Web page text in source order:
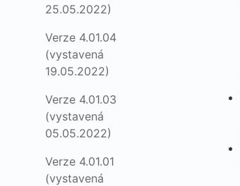
25.05.2022)
Verze 4.01.04
(vystavená
19.05.2022)
Verze 4.01.03
(vystavená
05.05.2022)
Verze 4.01.01
(vystavená